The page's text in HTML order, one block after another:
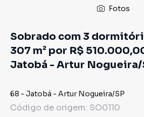
Fotos
Sobrado com 3
307 m² por R$
Jatobá - Artur Nogueira/
68 - Jatobá - Artur Nogueira/SP
Código de origem: SO0110